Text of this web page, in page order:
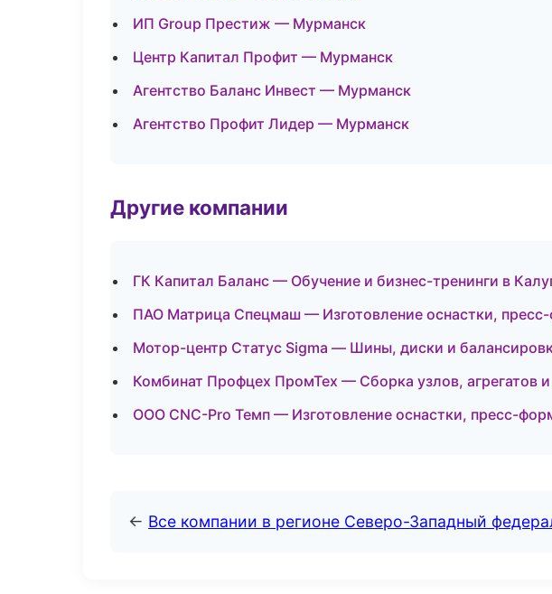
ИП Group Престиж — Мурманск
Центр Капитал Профит — Мурманск
Агентство Баланс Инвест — Мурманск
Агентство Профит Лидер — Мурманск
Другие компании
ГК Капитал Баланс — Обучение и бизнес-тренинги в
ПАО Матрица Спецмаш — Изготовление оснастки,
Мотор-центр Статус Sigma — Шины, диски и
Комбинат Профцех ПромТех — Сборка узлов, агрегатов
ООО CNC-Pro Темп — Изготовление оснастки, пресс-
← Все компании в регионе Северо-Западный